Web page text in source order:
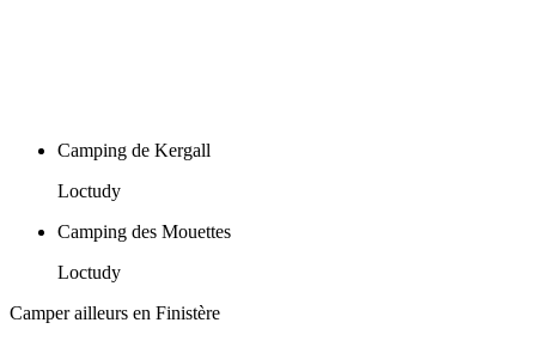
Camping de Kergall
Loctudy
Camping des Mouettes
Loctudy
Camper ailleurs en Finistère